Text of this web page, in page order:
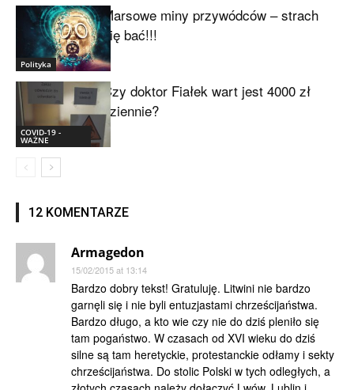
Polityka
Marsowe miny przywódców – strach
się bać!!!
COVID-19 -
WAŻNE
Czy doktor Fiałek wart jest 4000 zł
dziennie?
12 KOMENTARZE
Armagedon
15/02/2015 at 13:14
Bardzo dobry tekst! Gratuluję. Litwini nie bardzo
garnęli się i nie byli entuzjastami chrześcijaństwa.
Bardzo długo, a kto wie czy nie do dziś pleniło się
tam pogaństwo. W czasach od XVI wieku do dziś
silne są tam heretyckie, protestanckie odłamy i sekty
chrześcijaństwa. Do stolic Polski w tych odległych, a